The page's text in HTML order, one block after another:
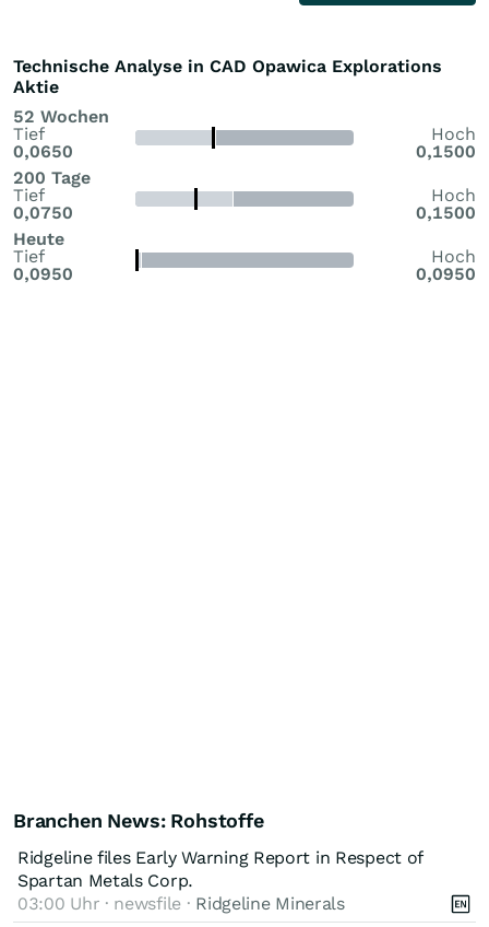
Technische Analyse in CAD Opawica Explorations
Aktie
52 Wochen
Tief
0,0650
Hoch
0,1500
200 Tage
Tief
0,0750
Hoch
0,1500
Heute
Tief
0,0950
Hoch
0,0950
Branchen News: Rohstoffe
Ridgeline files Early Warning Report in Respect of
Spartan Metals Corp.
03:00 Uhr · newsfile · Ridgeline Minerals